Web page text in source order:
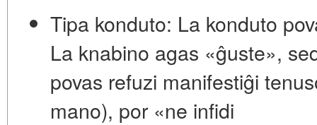
Tipa konduto: La konduto
La knabino agas «ĝuste»,
povas refuzi manifestiĝi
mano), por «ne infidi